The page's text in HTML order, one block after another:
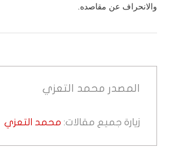
والانحراف عن مقاصده.
المصدر محمد التعزي
زيارة جميع مقالات: محمد التعزي